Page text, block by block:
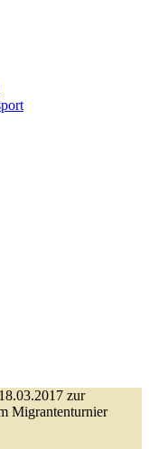
zur
Migrantenturnier